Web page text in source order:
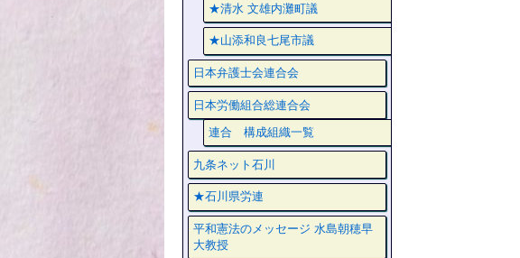
★清水 文雄内灘町議
★山添和良七尾市議
日本弁護士会連合会
日本労働組合総連合会
連合 構成組織一覧
九条ネット石川
★石川県労連
平和憲法のメッセージ 水島朝穂早
大教授